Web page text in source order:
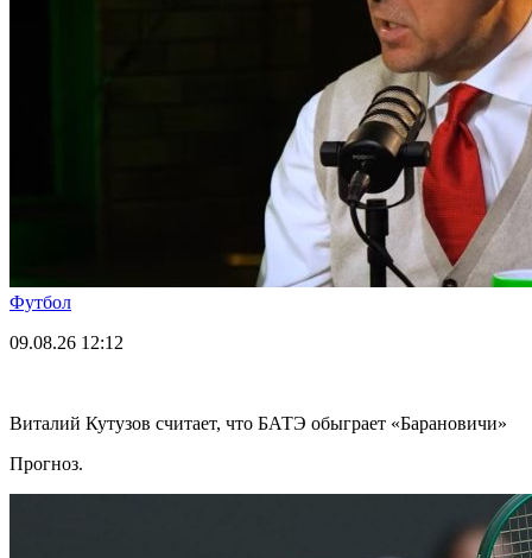
Футбол
09.08.26 12:12
Виталий Кутузов считает, что БАТЭ обыграет «Барановичи»
Прогноз.